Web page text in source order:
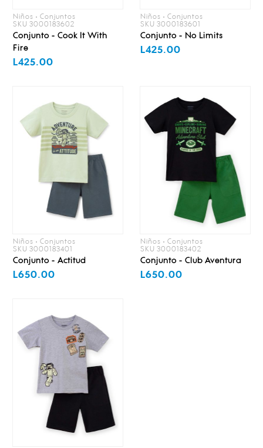
Niños • Conjuntos
SKU 3000183602
Conjunto - Cook It With
Fire
L425.00
Niños • Conjuntos
SKU 3000183601
Conjunto - No Limits
L425.00
Niños • Conjuntos
SKU 3000183401
Conjunto - Actitud
L650.00
Niños • Conjuntos
SKU 3000183402
Conjunto - Club Aventura
L650.00